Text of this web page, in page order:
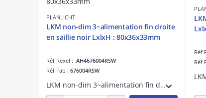
PLANLICHT
LKM non-dim 3~alimentation fin droite
en saillie noir LxlxH : 80x36x33mm
Réf Rexel : AH4676004RSW
Réf Fab : 676004RSW
LKM non-dim 3~alimentation fin droite en saillienoir LxlxH : 80x36x33mm
Réf
Réf